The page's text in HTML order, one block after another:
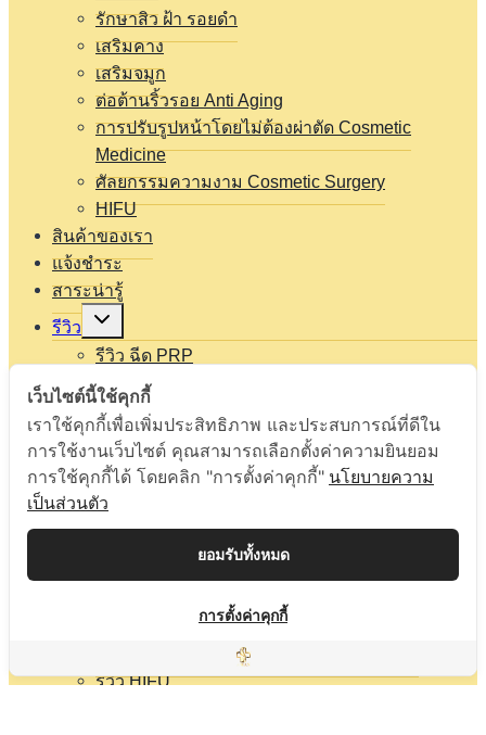
รักษาสิว ฝ้า รอยดำ
เสริมคาง
เสริมจมูก
ต่อต้านริ้วรอย Anti Aging
การปรับรูปหน้าโดยไม่ต้องผ่าตัด Cosmetic
Medicine
ศัลยกรรมความงาม Cosmetic Surgery
HIFU
สินค้าของเรา
แจ้งชำระ
สาระน่ารู้
รีวิว
Expand
menu
รีวิว ฉีด PRP
รีวิว ฉีดไขมันหน้าเด็ก
รีวิว ดูดไขมัน
รีวิว ตัดไขมันกระพุ้งแก้มหน้าเรียว
รีวิว ร้อยไหม
รีวิว รักษาสิว ฝ้า รอยดำ
รีวิว การปรับรูปหน้าโดยไม่ต้องผ่าตัด Cosmetic
รีวิว ศัลยกรรมความงาม Cosmetic Surgery
รีวิว HIFU
เว็บไซต์นี้ใช้คุกกี้
เราใช้คุกกี้เพื่อเพิ่มประสิทธิภาพ และประสบการณ์ที่ดีใน
การใช้งานเว็บไซต์ คุณสามารถเลือกตั้งค่าความยินยอม
การใช้คุกกี้ได้ โดยคลิก "การตั้งค่าคุกกี้" นโยบายความ
เป็นส่วนตัว
ยอมรับทั้งหมด
การตั้งค่าคุกกี้